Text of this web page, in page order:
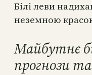
Білі леви
неземною
Майбутнє
прогнози та